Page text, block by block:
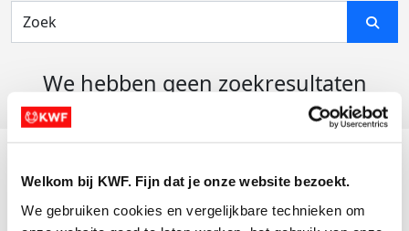
Welkom bij KWF. Fijn dat je onze website bezoekt.
We gebruiken cookies en vergelijkbare technieken om
We hebben geen zoekresultaten
Actiematerialen
Evenementen